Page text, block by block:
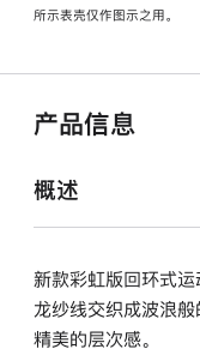
所示表壳仅作图示之用。
产品信息
概述
新款彩虹版回环式运
龙纱线交织成波浪般
精美的层次感。